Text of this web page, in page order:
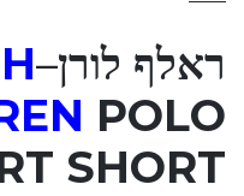
ראלף לורן–
POLO
SHORT